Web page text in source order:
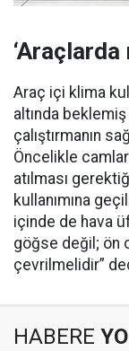
Araç içi klima
altında
çalıştırmanın
Öncelikle
atılması
kullanımına
içinde de hava
göğse değil; ön
çevrilmelidir”
HABERE